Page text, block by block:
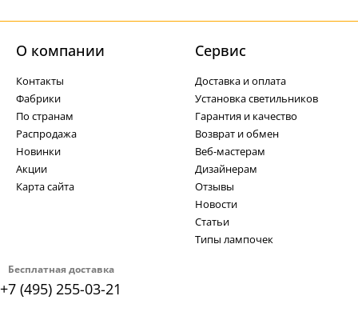
Бесплатная доставка
+7 (495) 255-03-21
О компании
Контакты
Фабрики
По странам
Распродажа
Новинки
Акции
Карта сайта
Cервис
Доставка и оплата
Установка светильников
Гарантия и качество
Возврат и обмен
Веб-мастерам
Дизайнерам
Отзывы
Новости
Статьи
Типы лампочек